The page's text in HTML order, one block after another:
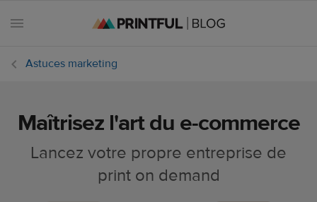
Toutes les
Astuces marketing
Maîtrisez l'art du e-commerce
Lancez votre propre entreprise de
print on demand